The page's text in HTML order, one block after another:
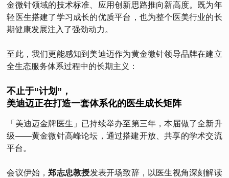
金微针领域的技术标准、应用创新思路推向新高度。既为年
轻医生搭建了学习成长的优质平台，也为整个医美行业的长
期健康发展注入了强劲动力。
至此，我们更能感知到美迪迈作为黄金微针领导品牌在建立
全生态服务体系过程中的长期主义：
不止于“计划”，
美迪迈正在打造一套体系化的医生成长矩阵
「美迪迈金牌医生」已持续举办至第三年，本届做了全新升
级——黄金微针高峰论坛，通过搭建开放、共享的学术交流
平台。
会议伊始，郑志忠教授发表开场致辞，以医生视角深刻解读